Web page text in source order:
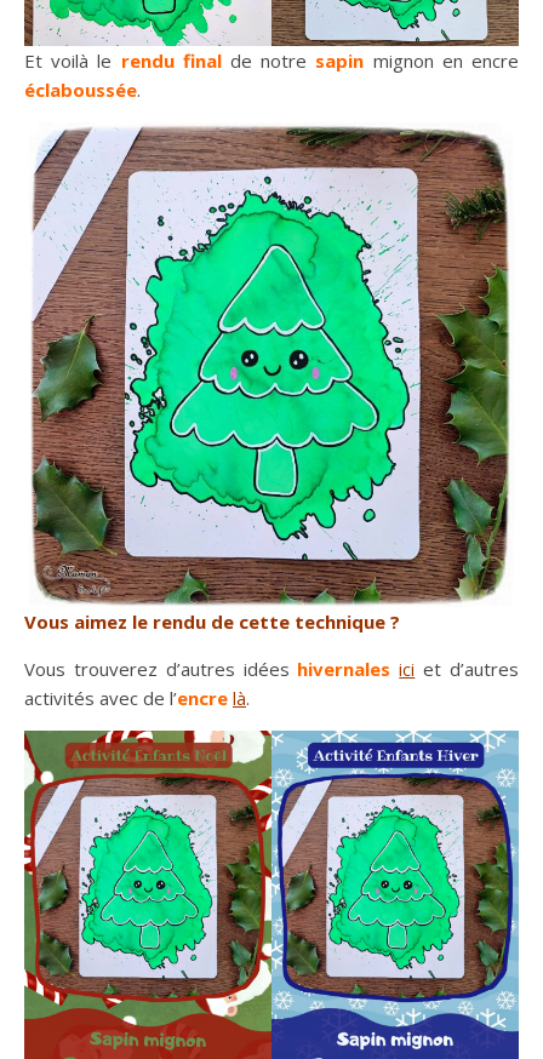
Et voilà le rendu finalde notre sapin mignon en encre
éclaboussée.
Vous aimez le rendu de cette technique ?
Vous trouverez d’autres idées hivernalesici et d’autres
activités avec de l’encre là.